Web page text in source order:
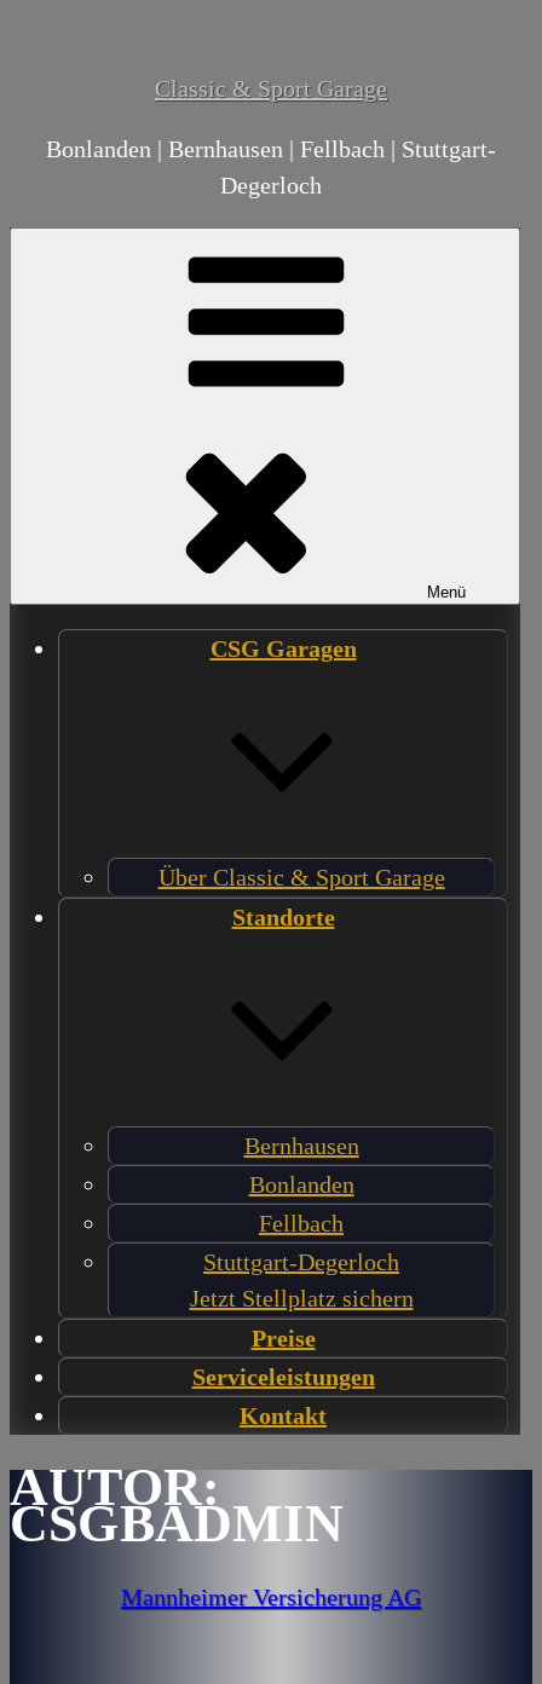
Classic & Sport Garage
Bonlanden | Bernhausen | Fellbach | Stuttgart-
Degerloch
Menü
CSG Garagen
Über Classic & Sport Garage
Standorte
Bernhausen
Bonlanden
Fellbach
Stuttgart-Degerloch
Jetzt Stellplatz sichern
Preise
Serviceleistungen
Kontakt
AUTOR:
CSGBADMIN
Mannheimer Versicherung AG